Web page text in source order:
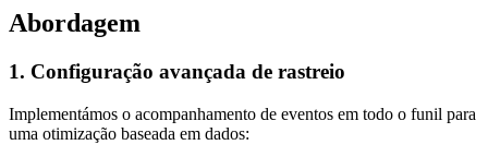
Abordagem
1. Configuração avançada de rastreio
Implementámos o acompanhamento de eventos em todo o funil para
uma otimização baseada em dados: